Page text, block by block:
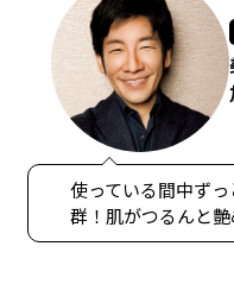
使っている間中ず
群！肌がつるんと艶